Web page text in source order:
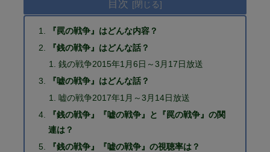
目次
『罠の戦争』はどんな内容？
『銭の戦争』はどんな話？
銭の戦争2015年1月6日～3月17日放送
『嘘の戦争』はどんな話？
嘘の戦争2017年1月～3月14日放送
『銭の戦争』『嘘の戦争』と『罠の戦争』の関
連は？
『銭の戦争』『嘘の戦争』の視聴率は？